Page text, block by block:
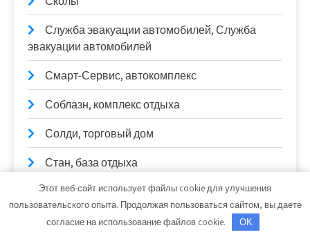
Служба эвакуации автомобилей, Служба
эвакуации автомобилей
Смарт-Сервис, автокомплекс
Соблазн, комплекс отдыха
Солди, торговый дом
Стан, база отдыха
Старт
СтартерОк
Этот веб-сайт использует файлы cookie для улучшения
пользовательского опыта. Продолжая пользоваться сайтом, вы даете
согласие на использование файлов cookie.
OK